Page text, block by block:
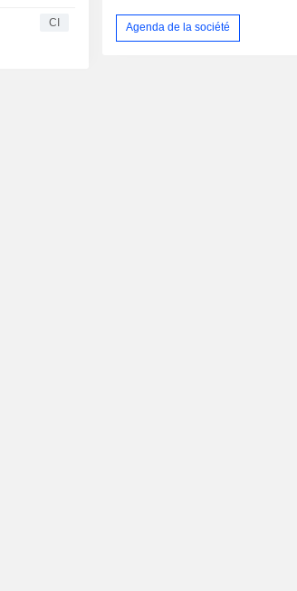
CI Agenda de la société